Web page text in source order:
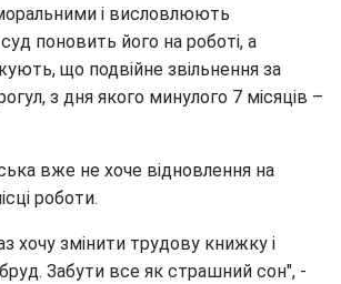
і висловлюють
поновить його на роботі, а
що подвійне звільнення за
з дня якого минулого 7 місяців –
вже не хоче відновлення на
роботи.
хочу змінити трудову книжку і
Забути все як страшний сон", -